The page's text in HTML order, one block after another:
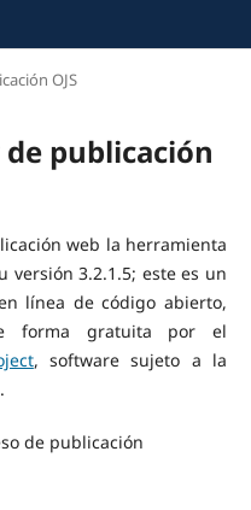
OJS
publicación
web la herramienta
versión 3.2.1.5; este es un
línea de código abierto,
forma gratuita por el
, software sujeto a la